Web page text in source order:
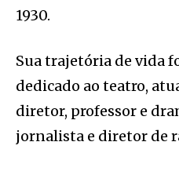
1930.
Sua trajetória de vida
dedicado ao teatro,
diretor, professor e
jornalista e diretor de